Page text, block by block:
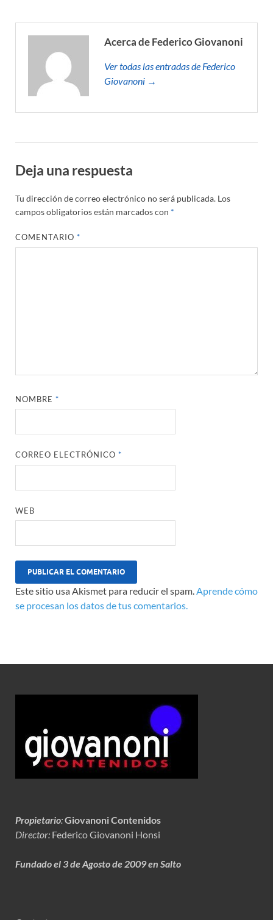
Acerca de Federico Giovanoni
Ver todas las entradas de Federico
Giovanoni →
Deja una respuesta
Tu dirección de correo electrónico no será publicada. Los
campos obligatorios están marcados con *
COMENTARIO*
NOMBRE*
CORREO ELECTRÓNICO*
WEB
Este sitio usa Akismet para reducir el spam.Aprende cómo
se procesan los datos de tus comentarios.
Propietario:Giovanoni Contenidos
Director: Federico Giovanoni Honsi
Fundado el 3 de Agosto de 2009 en Salto